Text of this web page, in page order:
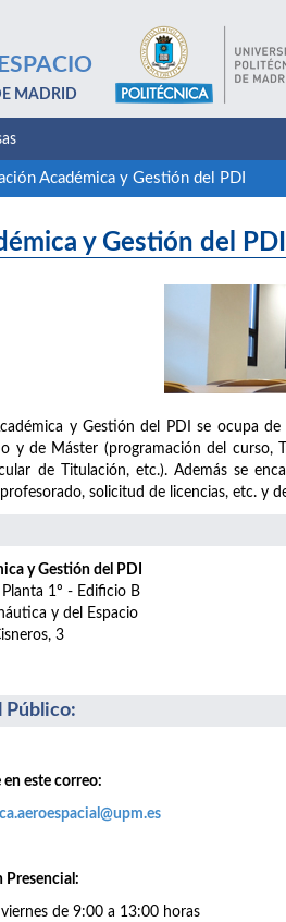
MADRID
Académica y Gestión del PDI
y Gestión del PDI
y Gestión del PDI se ocupa
y de Máster (programación del
de Titulación, etc.). Además se
solicitud de licencias, etc. y
y Gestión del PDI
1º - Edificio B
y del Espacio
3
Público:
este correo:
Presencial:
de 9:00 a 13:00 horas